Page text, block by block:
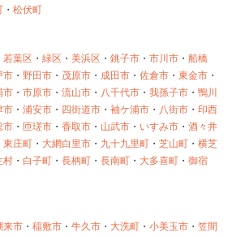
・ 松伏町
若葉区 ・ 緑区 ・ 美浜区 ・ 銚子市 ・ 市川市 ・ 船橋
市 ・ 野田市 ・ 茂原市 ・ 成田市 ・ 佐倉市 ・ 東金市 ・
市 ・ 市原市 ・ 流山市 ・ 八千代市 ・ 我孫子市 ・ 鴨川
市 ・ 浦安市 ・ 四街道市 ・ 袖ケ浦市 ・ 八街市 ・ 印西
市 ・ 匝瑳市 ・ 香取市 ・ 山武市 ・ いすみ市 ・ 酒々井
東庄町 ・ 大網白里市 ・ 九十九里町 ・ 芝山町 ・ 横芝
村 ・ 白子町 ・ 長柄町 ・ 長南町 ・ 大多喜町 ・ 御宿
来市 ・ 稲敷市 ・ 牛久市 ・ 大洗町 ・ 小美玉市 ・ 笠間